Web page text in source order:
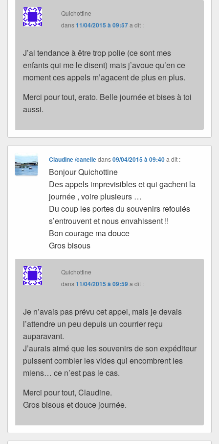
Quichottine
dans11/04/2015 à 09:57a dit :
J’ai tendance à être trop polie (ce sont mes
enfants qui me le disent) mais j’avoue qu’en ce
moment ces appels m’agacent de plus en plus.
Merci pour tout, erato. Belle journée et bises à toi
aussi.
Claudine /canelledans09/04/2015 à 09:40 a dit :
Bonjour Quichottine
Des appels imprevisibles et qui gachent la
journée , voire plusieurs …
Du coup les portes du souvenirs refoulés
s’entrouvent et nous envahissent !!
Bon courage ma douce
Gros bisous
Quichottine
dans11/04/2015 à 09:59a dit :
Je n’avais pas prévu cet appel, mais je devais
l’attendre un peu depuis un courrier reçu
auparavant.
J’aurais aimé que les souvenirs de son expéditeur
puissent combler les vides qui encombrent les
miens… ce n’est pas le cas.
Merci pour tout, Claudine.
Gros bisous et douce journée.